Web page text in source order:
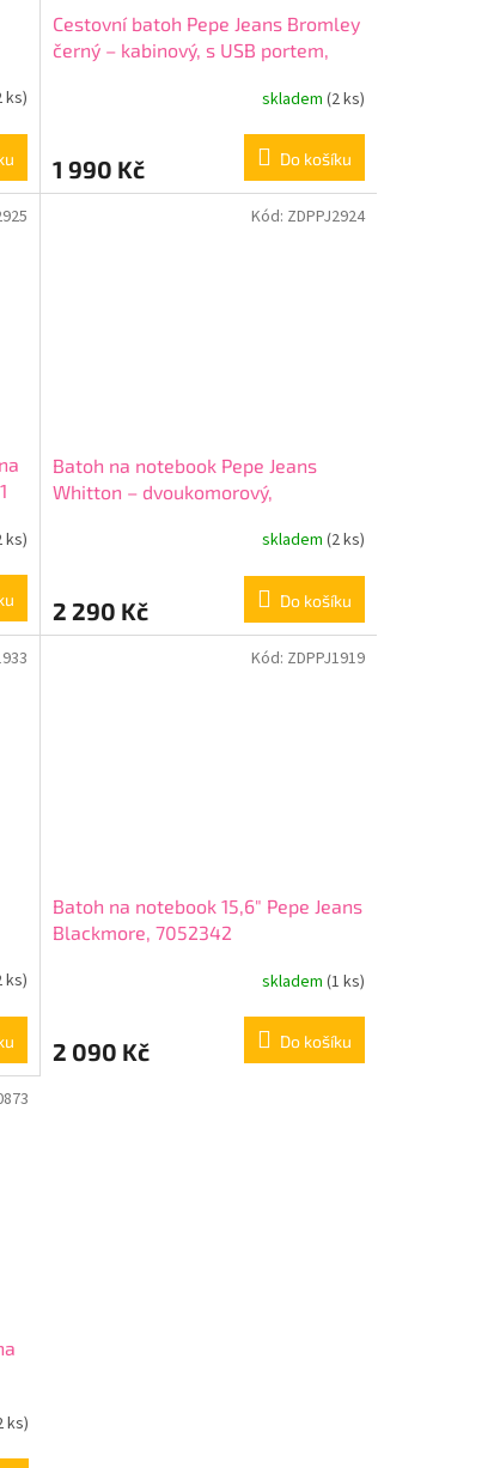
ks)
Cestovní batoh Pepe Jeans Bromley
černý – kabinový, s USB portem,
skladem (2 ks)
1 990 Kč Do košíku
ks)
Batoh na notebook Pepe Jeans
Whitton – dvoukomorový,
skladem (2 ks)
2 290 Kč Do košíku
Kód: ZDPPJ2924
ks)
Batoh na notebook 15,6" Pepe Jeans
Blackmore, 7052342
skladem (1 ks)
2 090 Kč Do košíku
Kód: ZDPPJ1919
ks)